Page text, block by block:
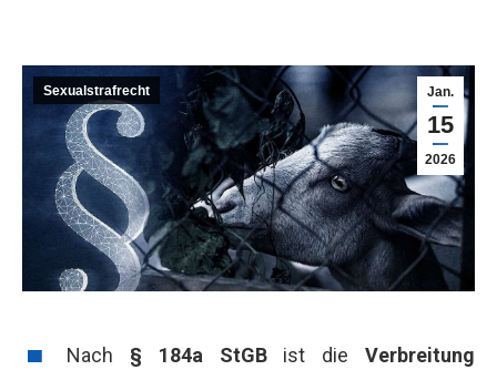
Jan.
15
2026
Sexualstrafrecht
Nach § 184a StGBist dieVerbreitung